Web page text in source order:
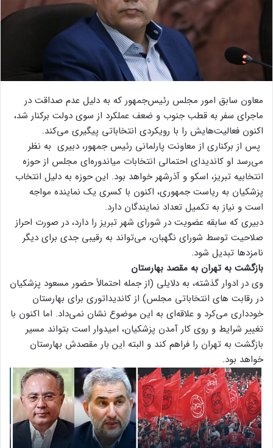
معاون سابق امور مجلس رئیس‌جمهور که به دلیل عدم صداقت در
ماجرای سفر به قطب جنوب و ضعف عملکرد از سوی دولت برکنار شد،
اکنون فعالیت‌هایش را با رویکردی انتخاباتی پیگیری می‌کند.
پس از برکناری از معاونت پارلمانی رئیس جمهور، دبیری به نظر
می‌رسد او کاندیدای احتمالی انتخابات میاندوره‌ای مجلس از حوزه
انتخابیه تبریز، اسکو و آذرشهر خواهد بود. این حوزه به دلیل انتخاب
پزشکیان به ریاست جمهوری، اکنون با کسری یک نماینده مواجه
است و نیاز به تکمیل تعداد نمایندگان دارد.
دبیری که سابقه عضویت در شورای شهر تبریز را دارد، در صورت احراز
صلاحیت توسط شورای نگهبان، می‌تواند به رقیبی جدی برای دیگر
نامزدها تبدیل شود.
بازگشت به تهران به مقصد بهارستان
وی در ادوار گذشته، به دلایلی (از جمله احتمالاً حضور مسعود پزشکیان
در رقابت های انتخاباتی مجلس) از کاندیداتوری برای بهارستان
خودداری می‌کرد و علاقه‌ای به این موضوع نشان نمی‌داد. اما اکنون با
تغییر شرایط و روی کار آمدن پزشکیان، امیدوار است بتواند مسیر
بازگشت به تهران را فراهم کند و البته این بار مقصدش بهارستان
خواهد بود.